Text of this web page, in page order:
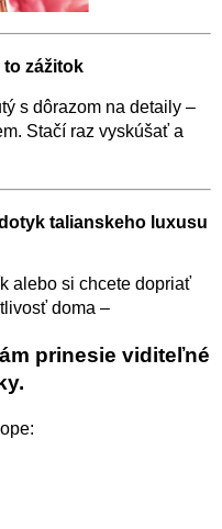
to zážitok
s dôrazom na detaily –
Stačí raz vyskúšať a
talianskeho luxusu
alebo si chcete dopriať
doma –
prinesie viditeľné